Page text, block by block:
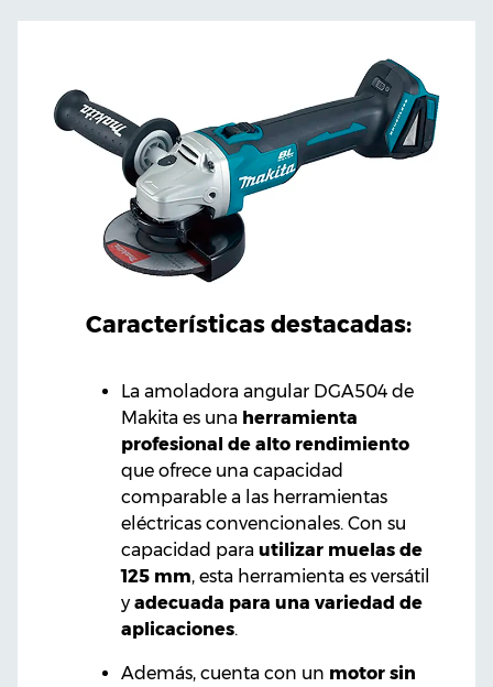
Características destacadas:
La amoladora angular DGA504 de
Makita es una herramienta
profesional de alto rendimiento
que ofrece una capacidad
comparable a las herramientas
eléctricas convencionales. Con su
capacidad para utilizar muelas de
125 mm, esta herramienta es versátil
yadecuada para una variedad de
aplicaciones.
Además, cuenta con un motor sin